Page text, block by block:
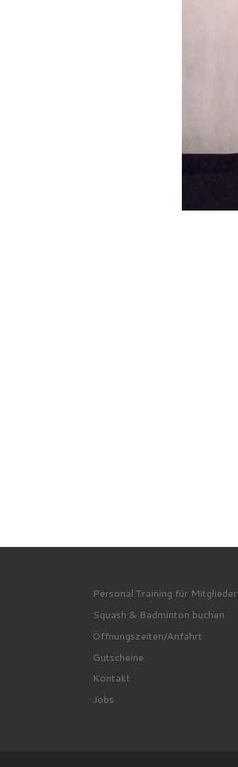
Personal Training für Mitglieder
Squash & Badminton buchen
Öffnungszeiten/Anfahrt
Gutscheine
Kontakt
Jobs